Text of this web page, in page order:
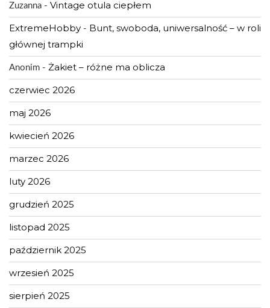
Zuzanna - Vintage otula ciepłem
ExtremeHobby - Bunt, swoboda, uniwersalność – w roli
głównej trampki
Anonim - Żakiet – różne ma oblicza
czerwiec 2026
maj 2026
kwiecień 2026
marzec 2026
luty 2026
grudzień 2025
listopad 2025
październik 2025
wrzesień 2025
sierpień 2025